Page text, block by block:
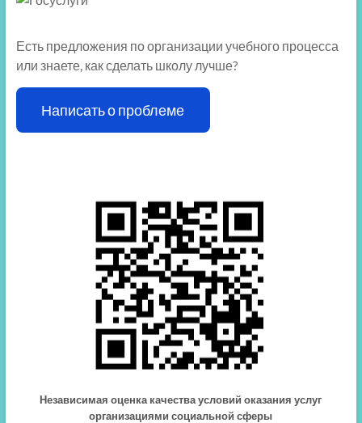
Есть предложения по организации учебного процесса
или знаете, как сделать школу лучше?
Написать о проблеме
Независимая оценка качества условий оказания услуг
организациями социальной сферы